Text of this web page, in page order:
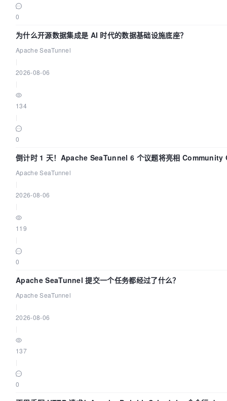
0
为什么开源数据集成是 AI 时代的数据基础设施底座？
Apache SeaTunnel
2026-08-06
134
0
倒计时 1 天！Apache SeaTunnel 6 个议题将亮相
Apache SeaTunnel
2026-08-06
119
0
Apache SeaTunnel 提交一个任务都经过了什么？
Apache SeaTunnel
2026-08-06
137
0